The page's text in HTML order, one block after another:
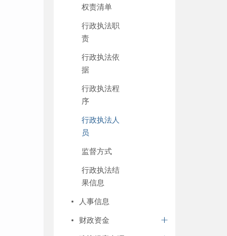
权责清单
行政执法职
责
行政执法依
据
行政执法程
序
行政执法人
员
监督方式
行政执法结
果信息
人事信息
财政资金